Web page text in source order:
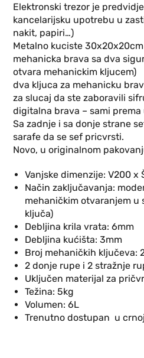
Elektronski trezor je
kancelarijsku upotrebu u
nakit, papiri…)
Metalno kuciste 30x20x20cm
mehanicka brava sa dva
otvara mehanickim kljucem)
dva kljuca za mehanicku
za slucaj da ste zaboravili
digitalna brava – sami
Sa zadnje i sa donje strane
sarafe da se sef pricvrsti.
Novo, u originalnom
Vanjske dimenzije: V200 x
Način zaključavanja:
mehaničkim otvaranjem u
ključa)
Debljina krila vrata: 6mm
Debljina kućišta: 3mm
Broj mehaničkih ključeva:
2 donje rupe i 2 stražnje
Uključen materijal za
Težina: 5kg
Volumen: 6L
Trenutno dostupan u